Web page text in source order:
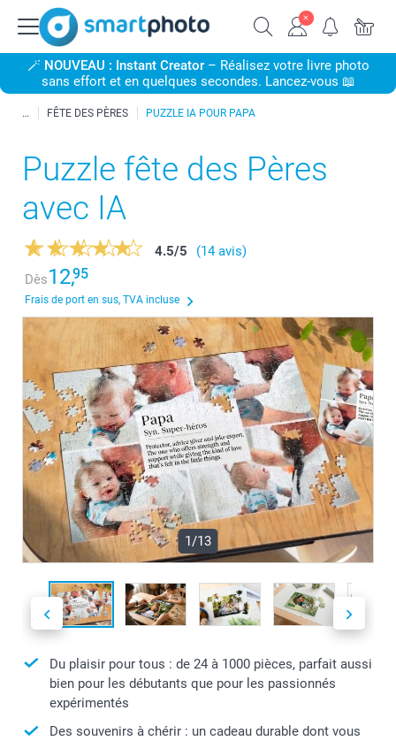
🪄 NOUVEAU : Instant Creator– Réalisez votre livre photo
sans effort et en quelques secondes. Lancez-vous 📖
FÊTE DES PÈRES PUZZLE IA POUR PAPA
Puzzle fête des Pères
avec IA
4.5/5
(14 avis)
Dès12,95
Frais de port en sus, TVA incluse
1/13
Du plaisir pour tous : de 24 à 1000 pièces, parfait aussi
bien pour les débutants que pour les passionnés
expérimentés
Des souvenirs à chérir : un cadeau durable dont vous